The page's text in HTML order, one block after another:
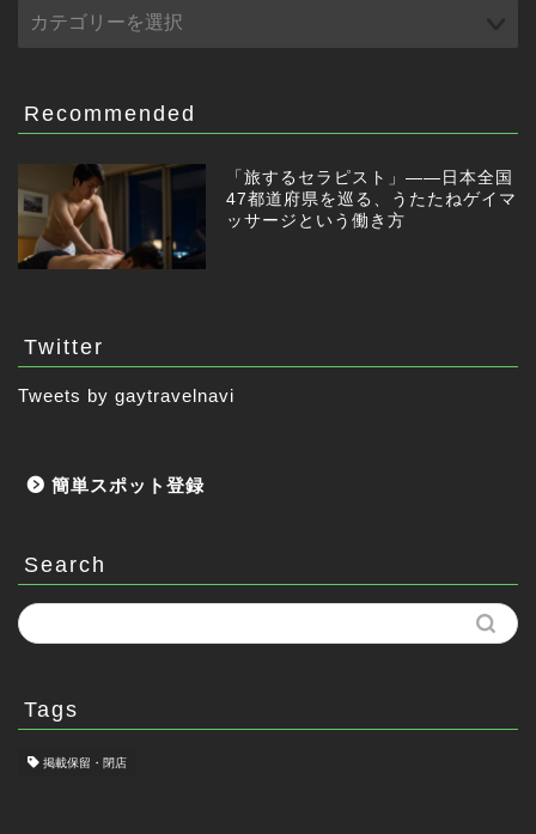
Recommended
「旅するセラピスト」——日本全国
47都道府県を巡る、うたたねゲイマ
ッサージという働き方
Twitter
Tweets by gaytravelnavi
簡単スポット登録
Search
Tags
掲載保留・閉店